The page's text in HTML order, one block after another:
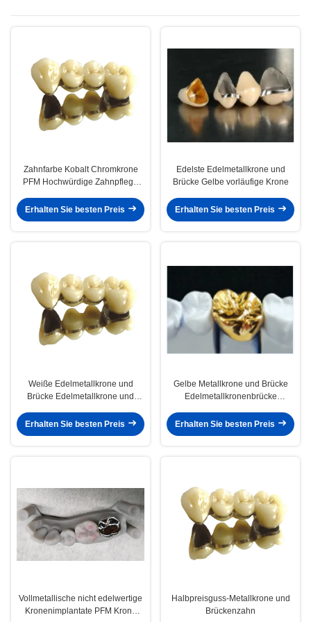
Zahnfarbe Kobalt Chromkrone
PFM Hochwürdige Zahnpflege
Erhalten Sie besten Preis
Edelste Edelmetallkrone und
Brücke Gelbe vorläufige Krone
Erhalten Sie besten Preis
Weiße Edelmetallkrone und
Brücke Edelmetallkrone und
Erhalten Sie besten Preis
Gelbe Metallkrone und Brücke
Edelmetallkronenbrücke
Erhalten Sie besten Preis
Vollmetallische nicht edelwertige
Kronenimplantate PFM Krone
Halbpreisguss-Metallkrone und
Brückenzahn